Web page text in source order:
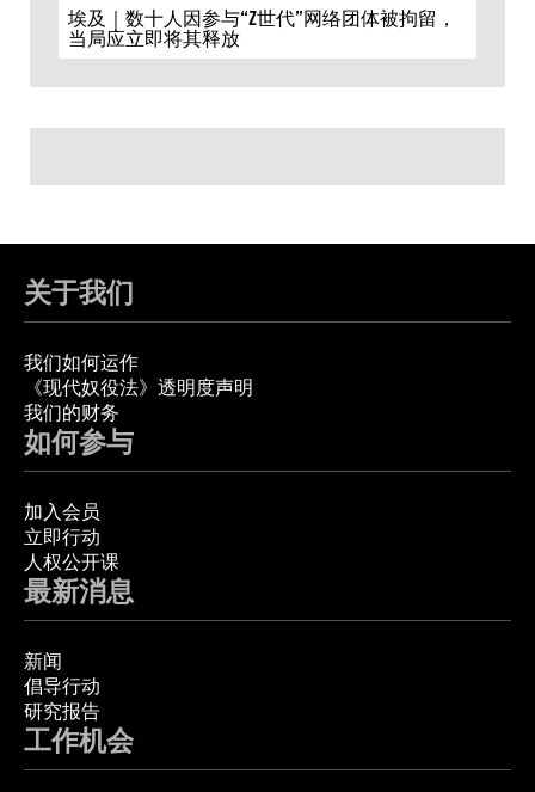
埃及｜数十人因参与“Z世代”网络团体被拘留，
当局应立即将其释放
关于我们
我们如何运作
《现代奴役法》透明度声明
我们的财务
如何参与
加入会员
立即行动
人权公开课
最新消息
新闻
倡导行动
研究报告
工作机会